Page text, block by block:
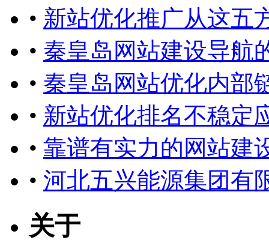
• 新站优化推广从这五
• 秦皇岛网站建设导航
• 秦皇岛网站优化内部
• 新站优化排名不稳定
• 靠谱有实力的网站建
• 河北五兴能源集团有
关于